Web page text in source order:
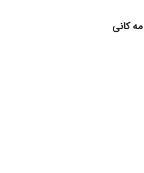
کانی